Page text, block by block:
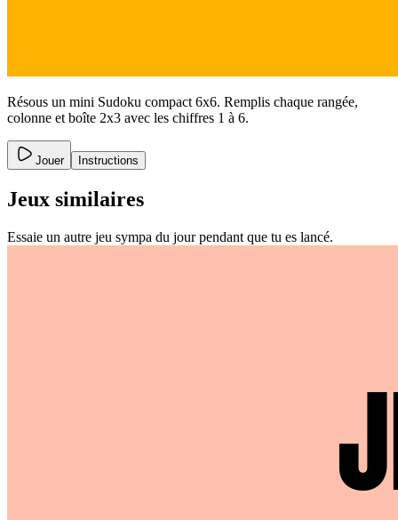
Résous un mini Sudoku compact 6x6. Remplis chaque rangée,
colonne et boîte 2x3 avec les chiffres 1 à 6.
Jouer Instructions
Jeux similaires
Essaie un autre jeu sympa du jour pendant que tu es lancé.